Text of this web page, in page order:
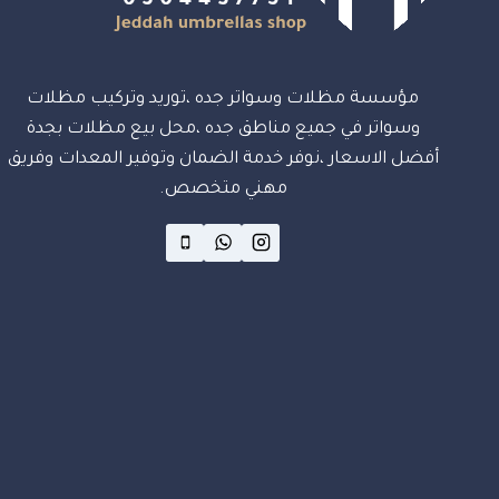
مؤسسة مظلات وسواتر جده ،توريد وتركيب مظلات
وسواتر في جميع مناطق جده ،محل بيع مظلات بجدة
أفضل الاسعار ،نوفر خدمة الضمان وتوفير المعدات وفريق
مهني متخصص.